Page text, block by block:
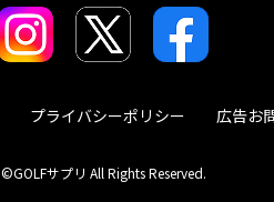
プライバシーポリシー 広告お
©GOLFサプリ All Rights Reserved.